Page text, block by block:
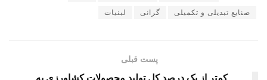
صنایع تبدیلی و تکمیلی گرانی لبنیات
پست قبلی
کمتر از یک درصد کل تولید محصولات کشاورزی به